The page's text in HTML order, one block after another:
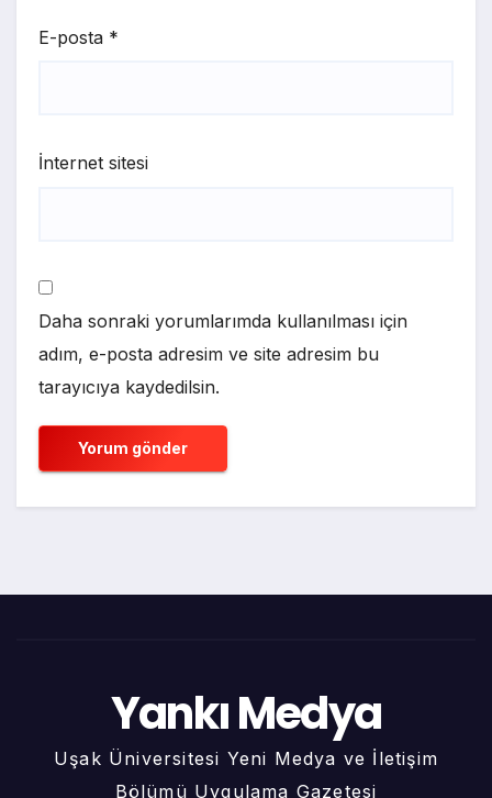
E-posta *
İnternet sitesi
Daha sonraki yorumlarımda kullanılması için
adım, e-posta adresim ve site adresim bu
tarayıcıya kaydedilsin.
Yankı Medya
Uşak Üniversitesi Yeni Medya ve İletişim
Bölümü Uygulama Gazetesi